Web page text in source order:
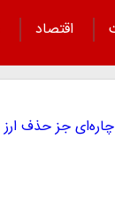
اقتصاد